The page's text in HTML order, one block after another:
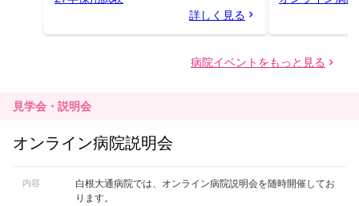
見学会・説明会
オンライン病院説明会
内容
白根大通病院では、オンライン病院説明会を随時開催してお
ります。